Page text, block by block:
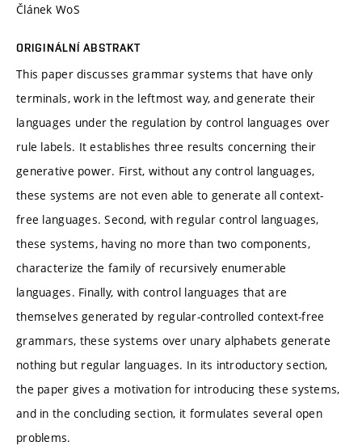
Článek WoS
ORIGINÁLNÍ ABSTRAKT
This paper discusses grammar systems that have only
terminals, work in the leftmost way, and generate their
languages under the regulation by control languages over
rule labels. It establishes three results concerning their
generative power. First, without any control languages,
these systems are not even able to generate all context-
free languages. Second, with regular control languages,
these systems, having no more than two components,
characterize the family of recursively enumerable
languages. Finally, with control languages that are
themselves generated by regular-controlled context-free
grammars, these systems over unary alphabets generate
nothing but regular languages. In its introductory section,
the paper gives a motivation for introducing these systems,
and in the concluding section, it formulates several open
problems.